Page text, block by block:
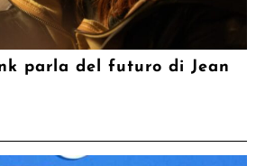
parla del futuro di Jean